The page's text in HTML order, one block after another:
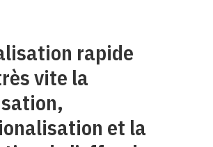
rapide
vite la
et la